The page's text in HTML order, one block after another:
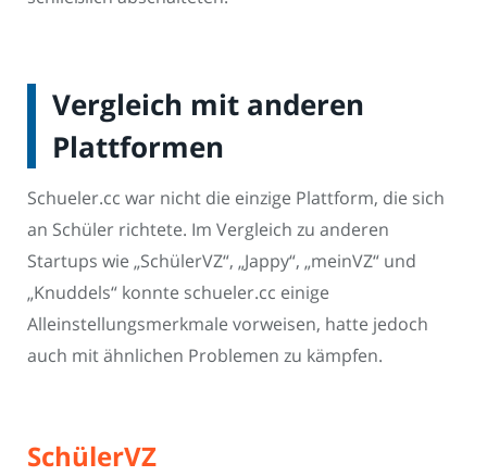
Vergleich mit anderen
Plattformen
Schueler.cc war nicht die einzige Plattform, die sich
an Schüler richtete. Im Vergleich zu anderen
Startups wie „SchülerVZ“, „Jappy“, „meinVZ“ und
„Knuddels“ konnte schueler.cc einige
Alleinstellungsmerkmale vorweisen, hatte jedoch
auch mit ähnlichen Problemen zu kämpfen.
SchülerVZ